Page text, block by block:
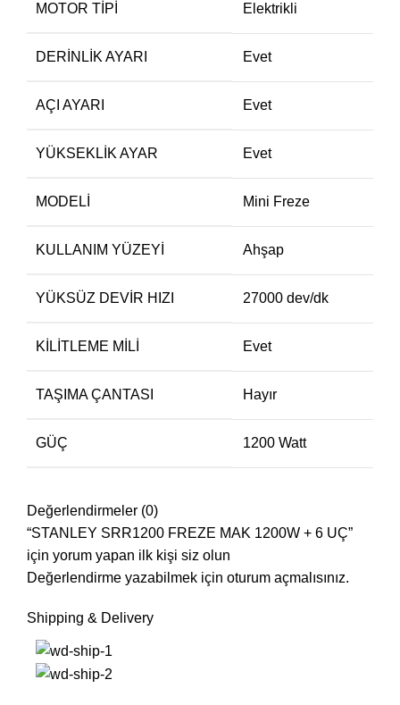
MOTOR TIPI Elektrikli
DERINLIK AYARI Evet
AÇI AYARI Evet
YÜKSEKLIK AYAR Evet
MODELI Mini Freze
KULLANIM YÜZEYI Ahşap
YÜKSÜZ DEVIR HIZI 27000 dev/dk
KILITLEME MILI Evet
TAŞIMA ÇANTASI Hayır
GÜÇ 1200 Watt
Değerlendirmeler (0)
“STANLEY SRR1200 FREZE MAK 1200W + 6 UÇ”
için yorum yapan ilk kişi siz olun
Değerlendirme yazabilmek için oturum açmalısınız.
Shipping & Delivery